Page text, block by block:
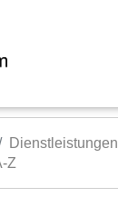
Dienstleistungen
Z